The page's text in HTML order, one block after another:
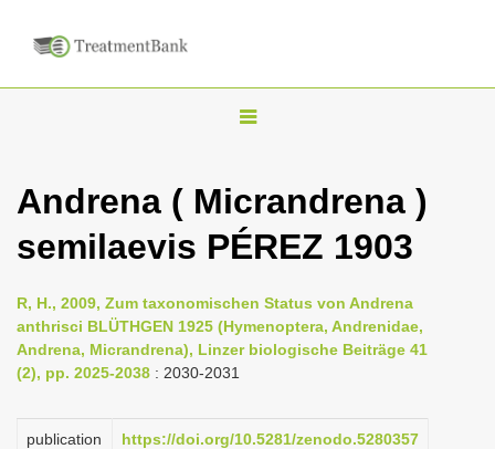
T
g
l
n
a
g
Andrena ( Micrandrena )
semilaevis PÉREZ 1903
R, H., 2009, Zum taxonomischen Status von Andrena
anthrisci BLÜTHGEN 1925 (Hymenoptera, Andrenidae,
Andrena, Micrandrena), Linzer biologische Beiträge 41
(2), pp. 2025-2038 : 2030-2031
publication
https://doi.org/10.5281/zenodo.5280357